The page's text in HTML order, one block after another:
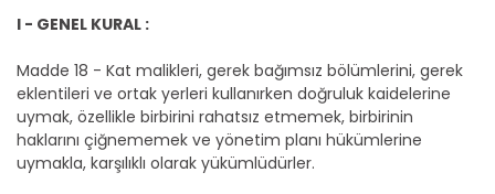
I - GENEL KURAL :
Madde 18 - Kat malikleri, gerek bağımsız bölümlerini, gerek
eklentileri ve ortak yerleri kullanırken doğruluk kaidelerine
uymak, özellikle birbirini rahatsız etmemek, birbirinin
haklarını çiğnememek ve yönetim planı hükümlerine
uymakla, karşılıklı olarak yükümlüdürler.